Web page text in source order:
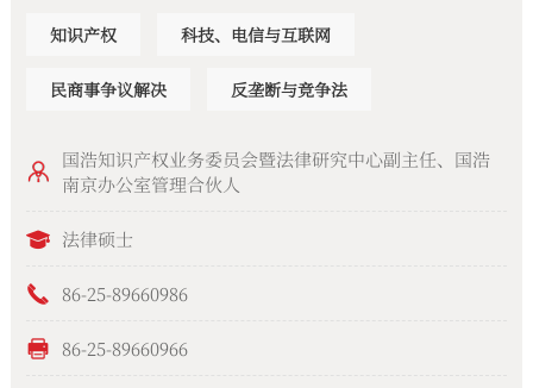
知识产权 科技、电信与互联网
民商事争议解决 反垄断与竞争法
国浩知识产权业务委员会暨法律研究中心副主任、国浩
南京办公室管理合伙人
法律硕士
86-25-89660986
86-25-89660966